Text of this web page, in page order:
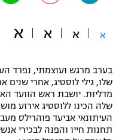
תקנון עבור פעילות
תקנון עבור פעילות ספורט 1 –
גיימינג E-Sports
תנאי שימוש
כדורמים
פוטבול אמריקאי NFL
בייסבול MLB
ספורט אתגרי ואקסטרים
א א א א
בערב מרגש ועוצמתי, נפרד
שלו, גילי לוסטיג, אחרי שנים
מדליות. יושבת ראש הוועד
שלה הכינו ללוסטיג אירוע
העיתונאי אביעד פוהרילס
תחנות חייו והפנה לבכירי